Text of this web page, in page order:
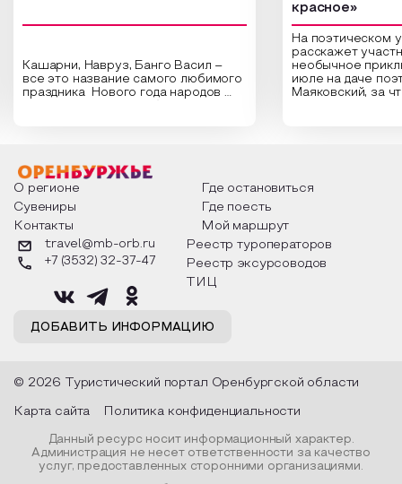
Кашарни, Навруз, Банго Васил –
все это название самого любимого
праздника Нового года народов
о том, как встречают новый год в
разных уголках страны, какие
обряды совершают на удачу и
благополучие, в чем схожи и
различаются традиции. Кто такой
Дед Мороз и откуда он пришел, как
его называют в разных уголках
страны и как появились елочные
красное»
На поэтическом
расскажет
необычное
июле на даче
Маяковский, за
Твардовского и
каждой строчке
восхищение
яркому времени
О регионе
Где остановиться
Сувениры
Где поесть
Контакты
Мой маршрут
ДОБАВИТЬ ИНФОРМАЦИЮ
travel@mb-orb.ru
+7 (3532) 32-37-47
Реестр туроператоров
Реестр эксурсоводов
ТИЦ
© 2026 Туристический портал Оренбургской области
Карта сайта Политика конфиденциальности
Данный ресурс носит информационный характер.
Администрация не несет ответственности за качество
услуг, предоставленных сторонними организациями.